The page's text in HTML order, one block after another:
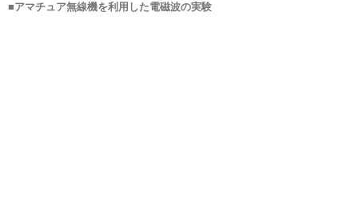
■アマチュア無線機を利用した電磁波の実験